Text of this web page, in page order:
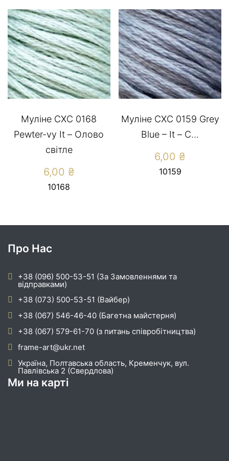
Муліне СХС 0168
Pewter-vy It – Олово
світле
6,00 ₴
10168
Муліне СХС 0159 Grey
Blue – It – С...
6,00 ₴
10159
Про Нас
+38 (096) 500-53-51 (За Замовленнями та
відправками)
+38 (073) 500-53-51 (Вайбер)
+38 (067) 546-46-40 (Багетна майстерня)
+38 (067) 579-61-70 (з питань співробітництва)
frame-art@ukr.net
Україна, Полтавська область, Кременчук, вул.
Павлівська 2 (Свердлова)
Ми на карті